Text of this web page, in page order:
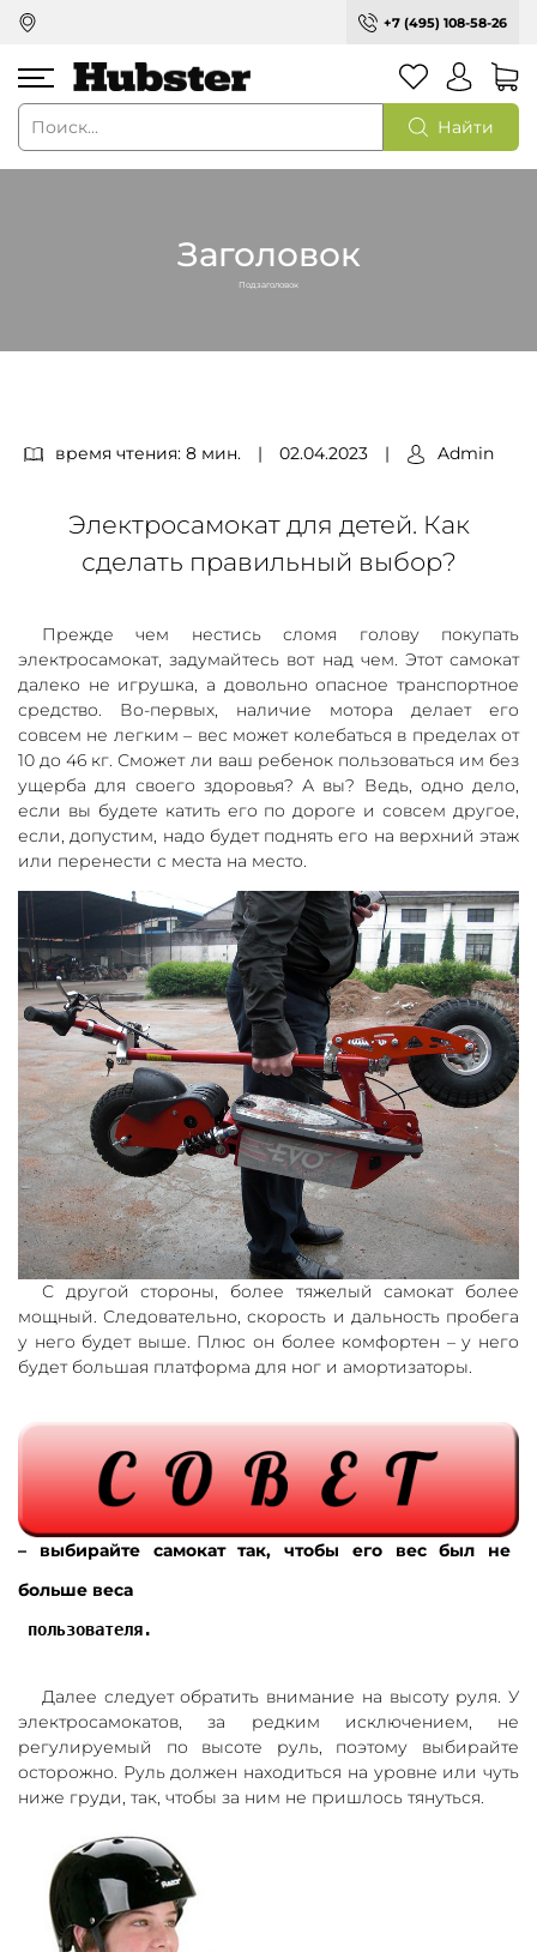
+7 (495) 108-58-26
Найти
Заголовок
Подзаголовок
время чтения: 8 мин. | 02.04.2023 | Admin
Электросамокат для детей. Как
сделать правильный выбор?
Прежде чем нестись сломя голову покупать
электросамокат, задумайтесь вот над чем. Этот самокат
далеко не игрушка, а довольно опасное транспортное
средство. Во-первых, наличие мотора делает его
совсем не легким – вес может колебаться в пределах от
10 до 46 кг. Сможет ли ваш ребенок пользоваться им без
ущерба для своего здоровья? А вы? Ведь, одно дело,
если вы будете катить его по дороге и совсем другое,
если, допустим, надо будет поднять его на верхний этаж
или перенести с места на место.
С другой стороны, более тяжелый самокат более
мощный. Следовательно, скорость и дальность пробега
у него будет выше. Плюс он более комфортен – у него
будет большая платформа для ног и амортизаторы.
– выбирайте самокат так, чтобы его вес был не
больше веса
пользователя.
Далее следует обратить внимание на высоту руля. У
электросамокатов, за редким исключением, не
регулируемый по высоте руль, поэтому выбирайте
осторожно. Руль должен находиться на уровне или чуть
ниже груди, так, чтобы за ним не пришлось тянуться.